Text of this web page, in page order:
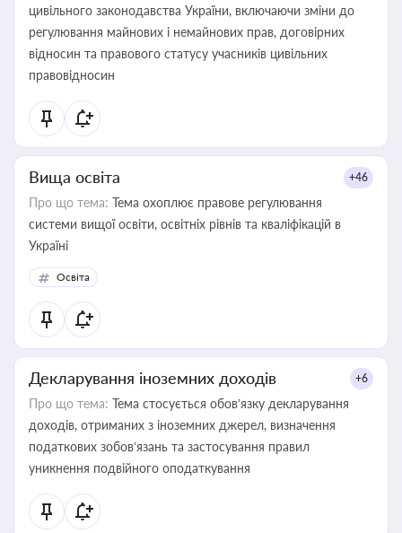
цивільного законодавства України, включаючи зміни до
регулювання майнових і немайнових прав, договірних
відносин та правового статусу учасників цивільних
правовідносин
Вища освіта +46
Про що тема: Тема охоплює правове регулювання
системи вищої освіти, освітніх рівнів та кваліфікацій в
Україні
Освіта
Декларування іноземних доходів +6
Про що тема: Тема стосується обов’язку декларування
доходів, отриманих з іноземних джерел, визначення
податкових зобов’язань та застосування правил
уникнення подвійного оподаткування